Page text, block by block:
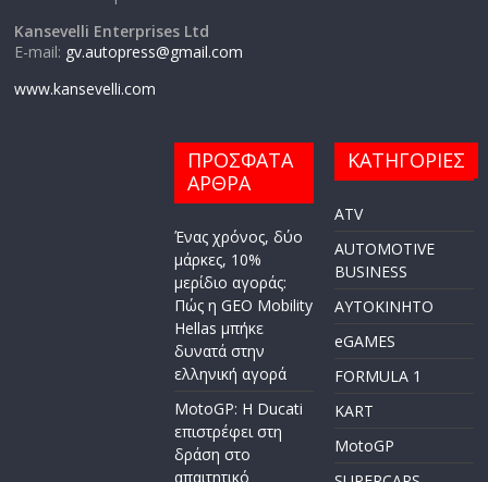
Kansevelli Enterprises Ltd
E-mail: gv.autopress@gmail.com
www.kansevelli.com
ΠΡΟΣΦΑΤΑ
ΑΡΘΡΑ
Ένας χρόνος, δύο
μάρκες, 10%
μερίδιο αγοράς:
Πώς η GEO Mobility
Hellas μπήκε
δυνατά στην
ελληνική αγορά
MotoGP: Η Ducati
επιστρέφει στη
δράση στο
απαιτητικό
ΚΑΤΗΓΟΡΙΕΣ
ATV
AUTOMOTIVE
BUSINESS
AYTOKINHTO
eGAMES
FORMULA 1
KART
MotoGP